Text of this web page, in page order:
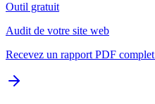
Outil gratuit
Audit de votre site web
Recevez un rapport PDF